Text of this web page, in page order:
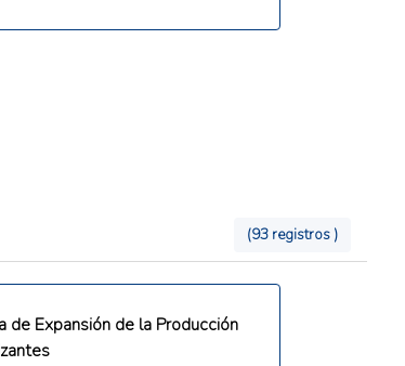
de tecnologías fito-zoosanitarias
(93 registros )
de Expansión de la Producción